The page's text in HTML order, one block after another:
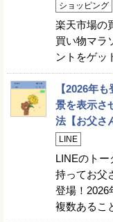
ショッピング
楽天市場の
買い物マラ
ントをゲッ
【2026年
景を表示さ
法【お父さ
LINE
LINEのト
持ってお父
登場！2026
複数あるこ